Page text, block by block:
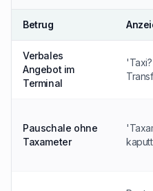
Betrug
Verbales
Angebot im
Terminal
'Taxi?
Pauschale ohne
Taxameter